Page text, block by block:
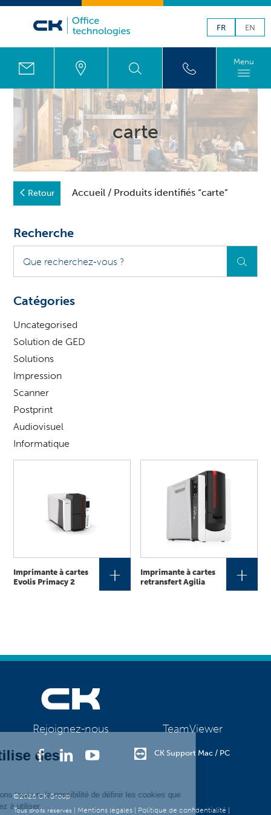
FR EN
Menu
carte
Retour Accueil / Produits identifiés “carte”
Recherche
recherchez-
vous
Catégories
Uncategorised
Solution de GED
Solutions
Impression
Scanner
Postprint
Audiovisuel
Informatique
Imprimante à cartes
Evolis Primacy 2
+
Imprimante à cartes
retransfert Agilia
+
Rejoignez-nous TeamViewer
CK Support Mac / PC
©2026 CK Group
Tous droits réservés | Mentions légales | Politique de confidentialité |